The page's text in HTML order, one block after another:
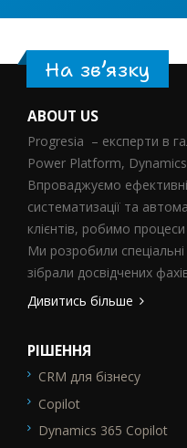
На зв’язку
ABOUT US
Progresia – експерти в
Power Platform,
Впроваджуємо ефективні
систематизації та
клієнтів, робимо
Ми розробили
зібрали досвідчених
Дивитись більше
РІШЕННЯ
SEO_FTR1
CRM для бізнесу
Copilot
Dynamics 365 Copilot